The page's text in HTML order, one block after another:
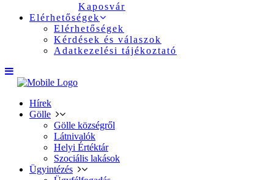
Kaposvár
Elérhetőségek
Elérhetőségek
Kérdések és válaszok
Adatkezelési tájékoztató
Hírek
Gölle
Gölle községről
Látnivalók
Helyi Értéktár
Szociális lakások
Ügyintézés